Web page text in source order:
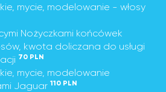
mycie, modelowanie - włosy
Nożyczkami końcówek
kwota doliczana do usługi
70 PLN
mycie, modelowanie
Jaguar 110 PLN